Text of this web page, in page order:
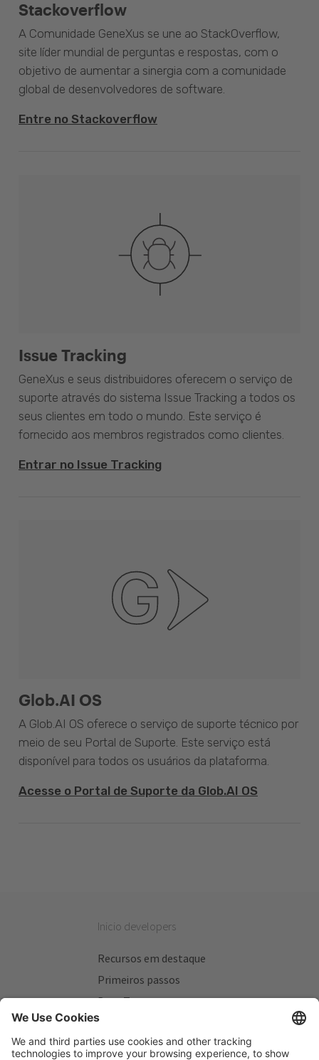
Stackoverflow
A Comunidade GeneXus se une ao StackOverflow,
site líder mundial de perguntas e respostas, com o
objetivo de aumentar a sinergia com a comunidade
global de desenvolvedores de software.
Entre no Stackoverflow
Issue Tracking
GeneXus e seus distribuidores oferecem o serviço de
suporte através do sistema Issue Tracking a todos os
seus clientes em todo o mundo. Este serviço é
fornecido aos membros registrados como clientes.
Entrar no Issue Tracking
Glob.AI OS
A Glob.AI OS oferece o serviço de suporte técnico por
meio de seu Portal de Suporte. Este serviço está
disponível para todos os usuários da plataforma.
Acesse o Portal de Suporte da Glob.AI OS
Inicio developers
Recursos em destaque
Primeiros passos
Beta Testers
Meus Planos